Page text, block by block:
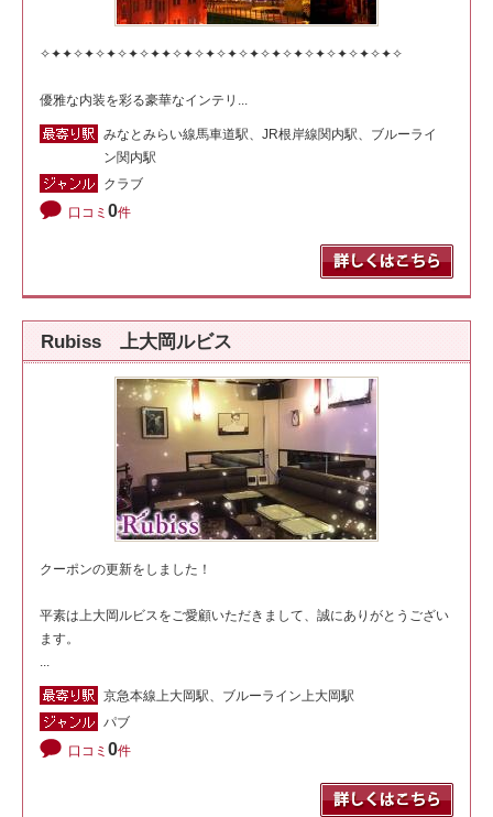
✧✦✦✧✦✧✦✧✦✧✦✦✧✦✧✦✧✦✧✦✧✦✧✦✧✦✧✦✧✦✧✦✧
優雅な内装を彩る豪華なインテリ...
みなとみらい線馬車道駅、JR根岸線関内駅、ブルーライ
ン関内駅
クラブ
口コミ 0件
Rubiss 上大岡ルビス
クーポンの更新をしました！
平素は上大岡ルビスをご愛顧いただきまして、誠にありがとうござい
ます。
...
京急本線上大岡駅、ブルーライン上大岡駅
パブ
口コミ 0件